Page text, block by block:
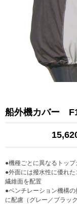
船外機カバー
●機種ごとに異なるトッ
●外面には撥水性に優れ
繊維面を配置
●ベンチレーション機構
に配慮（グレー／ブラック